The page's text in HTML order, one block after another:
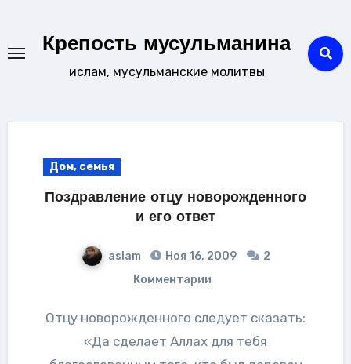
содержаниюКрепость мусульманина
ислам, мусульманские молитвы
Дом, семья
Поздравление отцу новорожденного
и его ответ
aslam Ноя 16, 2009
2
Комментарии
Отцу новорожденного следует сказать:
«Да сделает Аллах для тебя